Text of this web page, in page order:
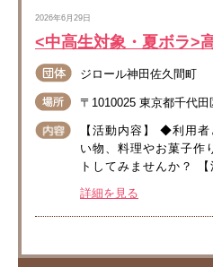
2026年6月29日
<中高生対象・夏ボラ>
ジロール神田佐久間町
〒1010025 東京都千代
【活動内容】 ◆利用
い物、料理やお菓子
トしてみませんか？
詳細を見る